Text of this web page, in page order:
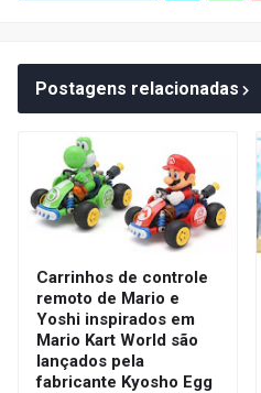
Postagens relacionadas
Carrinhos de controle
remoto de Mario e
Yoshi inspirados em
Mario Kart World são
lançados pela
fabricante Kyosho Egg